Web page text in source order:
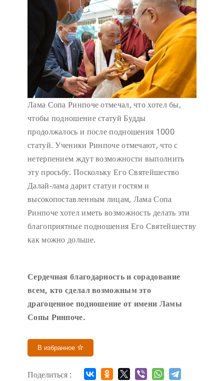
Лама Сопа Ринпоче отмечал, что хотел бы,
чтобы подношение статуй Будды
продолжалось и после подношения 1000
статуй. Ученики Ринпоче отмечают, что с
нетерпением ждут возможности выполнить
эту просьбу. Поскольку Его Святейшество
Далай-лама дарит статуи гостям и
высокопоставленным лицам, Лама Сопа
Ринпоче хотел иметь возможность делать эти
благоприятные подношения Его Святейшеству
как можно дольше.
Сердечная благодарность и сорадование
всем, кто сделал возможным это
драгоценное подношение от имени Ламы
Сопы Ринпоче.
В избранное
Поделиться :